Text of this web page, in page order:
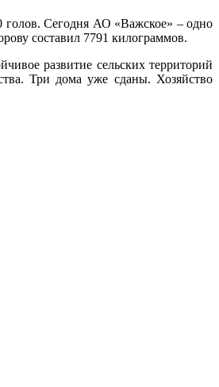
голов. Сегодня АО «Важское» – одно
составил 7791 килограммов.
развитие сельских территорий
Три дома уже сданы. Хозяйство